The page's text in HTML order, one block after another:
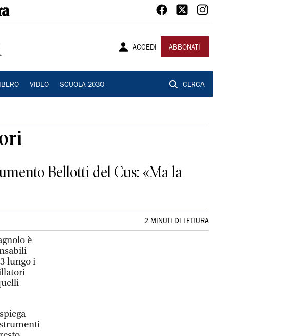
ACCEDI ABBONATI
VIDEO SCUOLA 2030 CERCA
Bellotti del Cus: «Ma la
2 MINUTI DI LETTURA
è
lungo i